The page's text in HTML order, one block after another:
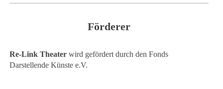
Förderer
Re-Link Theater wird gefördert durch den Fonds
Darstellende Künste e.V.